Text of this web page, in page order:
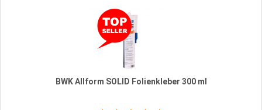
BWK Allform SOLID Folienkleber 300 ml